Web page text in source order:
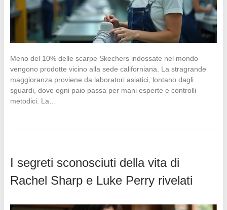
Meno del 10% delle scarpe Skechers indossate nel mondo
vengono prodotte vicino alla sede californiana. La stragrande
maggioranza proviene da laboratori asiatici, lontano dagli
sguardi, dove ogni paio passa per mani esperte e controlli
metodici. La…
I segreti sconosciuti della vita di
Rachel Sharp e Luke Perry rivelati